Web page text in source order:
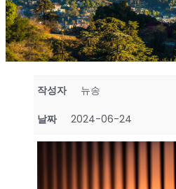
작성자 뉴송
날짜 2024-06-24